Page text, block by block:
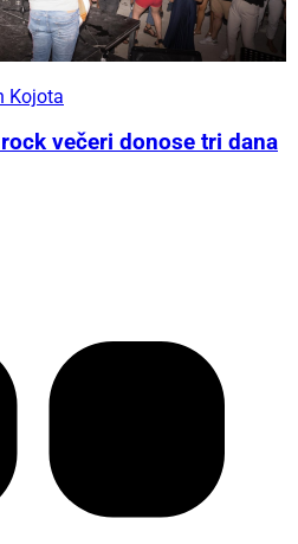
Kojota
večeri donose tri dana